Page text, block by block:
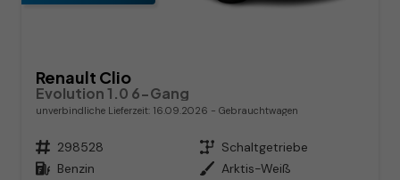
Renault Clio
Evolution 1.0 6-Gang
unverbindliche Lieferzeit: 16.09.2026 Gebrauchtwagen
Fahrzeugnr. 298528 Getriebe Schaltgetriebe
Kraftstoff Benzin Außenfarbe Arktis-Weiß